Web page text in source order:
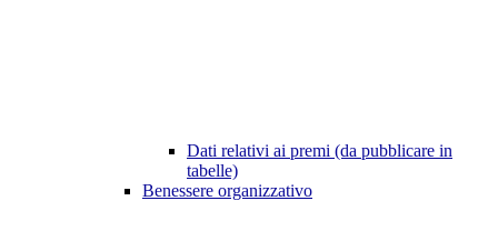
Dati relativi ai premi (da pubblicare in
tabelle)
Benessere organizzativo